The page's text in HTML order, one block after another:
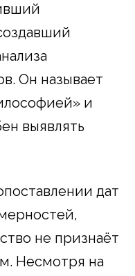
Он называет
и
выявлять
дат
не признаёт
Несмотря на